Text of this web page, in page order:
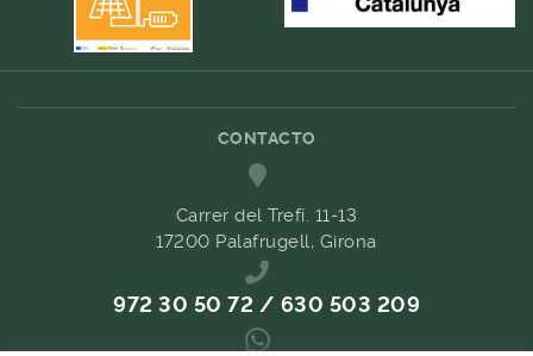
CONTACTO
Carrer del Trefí. 11-13
17200 Palafrugell, Girona
972 30 50 72 / 630 503 209